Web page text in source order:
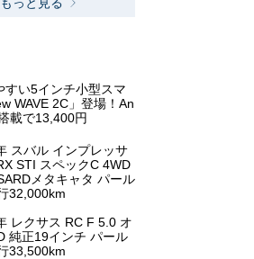
すい5インチ小型スマ
WAVE 2C」登場！An
載で13,400円
スバル インプレッサ
STI スペックC 4WD
メタキャタ パール
32,000km
レクサス RC F 5.0 オ
純正19インチ パール
33,500km